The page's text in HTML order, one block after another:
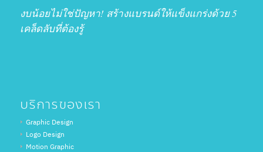
งบน้อยไม่ใช่ปัญหา! สร้างแบรนด์ให้แข็งแกร่งด้วย 5
เคล็ดลับที่ต้องรู้
บริการของเรา
Graphic Design
Logo Design
Motion Graphic